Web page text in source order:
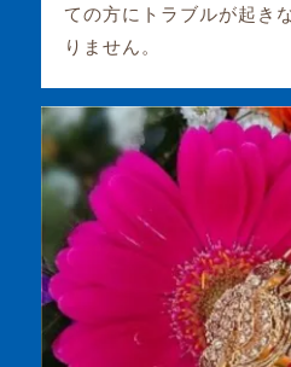
ての方にトラブルが起き
りません。